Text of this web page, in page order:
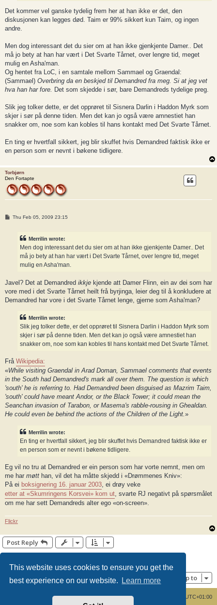
This website uses cookies to ensure you get the
best experience on our website.
Learn more
Det kommer vel ganske tydelig frem her at han ikke er det, den
diskusjonen kan legges død. Taim er 99% sikkert kun Taim, og ingen
andre.
Men dog interessant det du sier om at han ikke gjenkjente Damer.. Det
må jo bety at han har vært i Det Svarte Tårnet, over lengre tid, meget
mulig en Asha'man.
Og hentet fra LoC, i en samtale mellom Sammael og Graendal:
(Sammael) Overbring da en beskjed til Demandred fra meg. Si at jeg vet
hva han har fore. Det som skjedde i sør, bare Demandreds tydelige preg.
Slik jeg tolker dette, er det opprøret til Sisnera Darlin i Haddon Myrk som
skjer i sør på denne tiden. Men det kan jo også være amnestiet han
snakker om, noe som kan kobles til hans kontakt med Det Svarte Tårnet.
En ting er hvertfall sikkert, jeg blir skuffet hvis Demandred faktisk ikke er
en person som er nevnt i bøkene tidligere.
Torbjørn
Den Fortapte
PThu Feb 05, 2009 23:15
Merrilin wrote:
Men dog interessant det du sier om at han ikke gjenkjente Damer.. Det
må jo bety at han har vært i Det Svarte Tårnet, over lengre tid, meget
mulig en Asha'man.
Javel? Det at Demandred ikkje kjende att Damer Flinn, ein av dei som har
vore med i det Svarte Tårnet heilt frå byrjinga, leier deg til å konkludere at
Demandred har vore i det Svarte Tårnet lenge, gjerne som Asha'man?
Merrilin wrote:
Slik jeg tolker dette, er det opprøret til Sisnera Darlin i Haddon Myrk som
skjer i sør på denne tiden. Men det kan jo også være amnestiet han
snakker om, noe som kan kobles til hans kontakt med Det Svarte Tårnet.
Frå Wikipedia:
«While visiting Graendal in Arad Doman, Sammael comments that events
in the South had Demandred's mark all over them. The question is which
'south' he is referring to. Had Demandred been disguised as Mazrim Taim,
'south' could have meant Andor, or the Black Tower; it could mean the
Seanchan invasion of Tarabon, or Masema's rabble-rousing in Ghealdan.
He could even be behind the actions of the Children of the Light.»
Merrilin wrote:
En ting er hvertfall sikkert, jeg blir skuffet hvis Demandred faktisk ikke er
en person som er nevnt i bøkene tidligere.
Eg vil no tru at Demandred er ein person som har vorte nemnt, men om
me har møtt han, vil det ha måtte skjedd i «Drømmenes Kniv»:
På ei boksignering 16. januar 2003 , ei drøy veke
etter at «Skumringens Korsvei» kom ut , svarte RJ negativt på spørsmålet
om me har sett Demandreds alter ego «on-screen».
Flickr
Post Reply
Jump to
UTC+01:00
Delete cookies